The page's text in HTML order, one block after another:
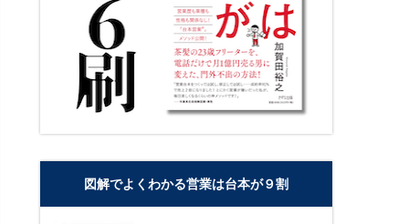
図解でよくわかる営業は台本が９割